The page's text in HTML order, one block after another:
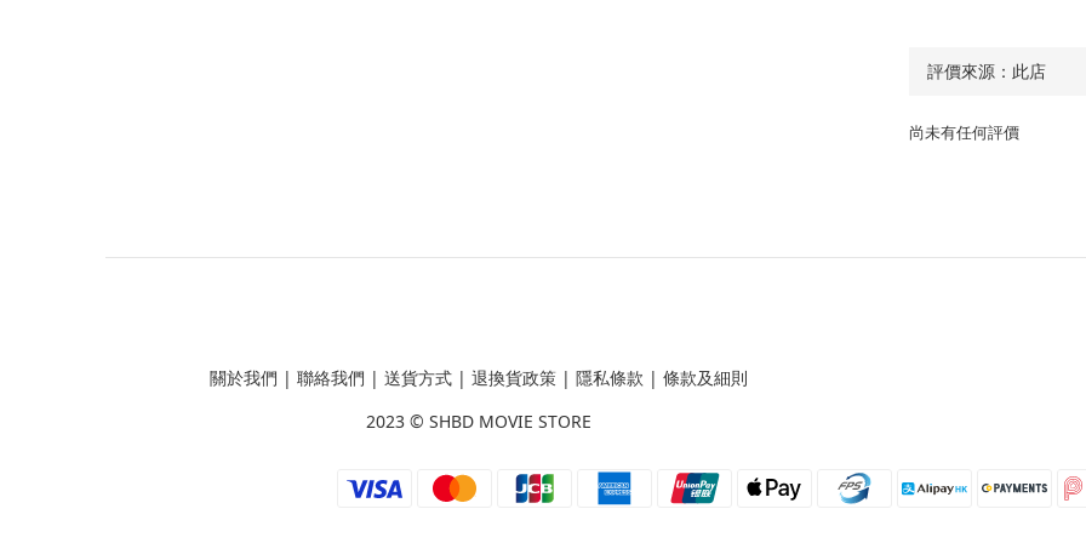
尚未有任何評價
關於我們 | 聯絡我們 | 送貨方式| 退換貨政策| 隱私條款 | 條款及細則
2023 © SHBD MOVIE STORE